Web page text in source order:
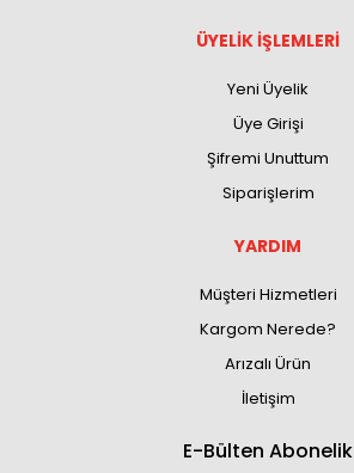
ÜYELİK İŞLEMLERİ
Yeni Üyelik
Üye Girişi
Şifremi Unuttum
Siparişlerim
YARDIM
Müşteri Hizmetleri
Kargom Nerede?
Arızalı Ürün
İletişim
E-Bülten Abonelik